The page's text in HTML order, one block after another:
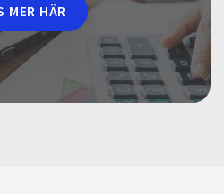
MER HÄR